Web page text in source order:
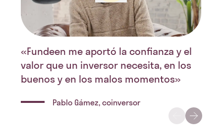
«Fundeen me aportó la confianza y el
valor que un inversor necesita, en los
buenos y en los malos momentos»
Pablo Gámez, coinversor
Blanca Requena, coinversora